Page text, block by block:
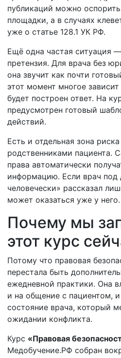
публикаций можно
площадки, а в случаях
уже о статье 128.1 УК РФ.
Ещё одна частая ситуация
претензия. Для врача без
она звучит как почти
этот момент многое
будет построен ответ. На
предусмотрен готовый
действий.
Есть и отдельная зона
родственниками пациента.
права автоматически
информацию. Если врач под
человечески» рассказал
может оказаться уже у него.
Почему мы
этот курс
Потому что правовая
перестала быть
ежедневной практики. Она
и на общение с пациентом,
состояние врача, который
ожидании конфликта.
Курс «Правовая
Медобучение.РФ собран